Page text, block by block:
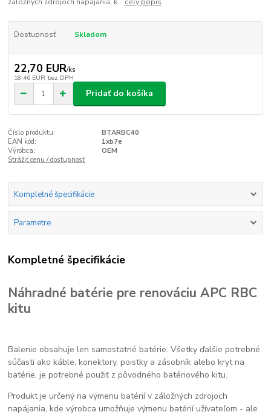
Dostupnosť Skladom
22,70 EUR/ks
18,46 EUR bez DPH
Pridať do košíka
Číslo produktu:
BTARBC40
EAN kód:
1xb7e
Výrobca:
OEM
Strážiť cenu / dostupnosť
Kompletné špecifikácie
Parametre
Kompletné špecifikácie
Náhradné batérie pre renováciu APC RBC
kitu
Balenie obsahuje len samostatné batérie. Všetky ďalšie potrebné
súčasti ako káble, konektory, poistky a zásobník alebo kryt na
batérie, je potrebné použiť z pôvodného batériového kitu.
Produkt je určený na výmenu batérií v záložných zdrojoch
napájania, kde výrobca umožňuje výmenu batérií užívateľom - ale